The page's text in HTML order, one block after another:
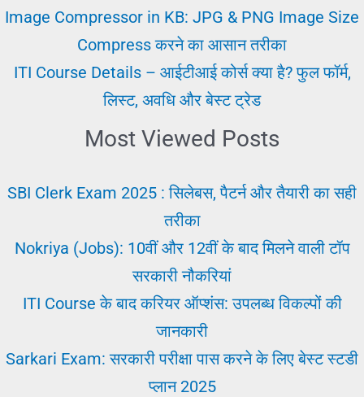
Image Compressor in KB: JPG & PNG Image Size
Compress करने का आसान तरीका
ITI Course Details – आईटीआई कोर्स क्या है? फुल फॉर्म,
लिस्ट, अवधि और बेस्ट ट्रेड
Most Viewed Posts
SBI Clerk Exam 2025 : सिलेबस, पैटर्न और तैयारी का सही
तरीका
Nokriya (Jobs): 10वीं और 12वीं के बाद मिलने वाली टॉप
सरकारी नौकरियां
ITI Course के बाद करियर ऑप्शंस: उपलब्ध विकल्पों की
जानकारी
Sarkari Exam: सरकारी परीक्षा पास करने के लिए बेस्ट स्टडी
प्लान 2025